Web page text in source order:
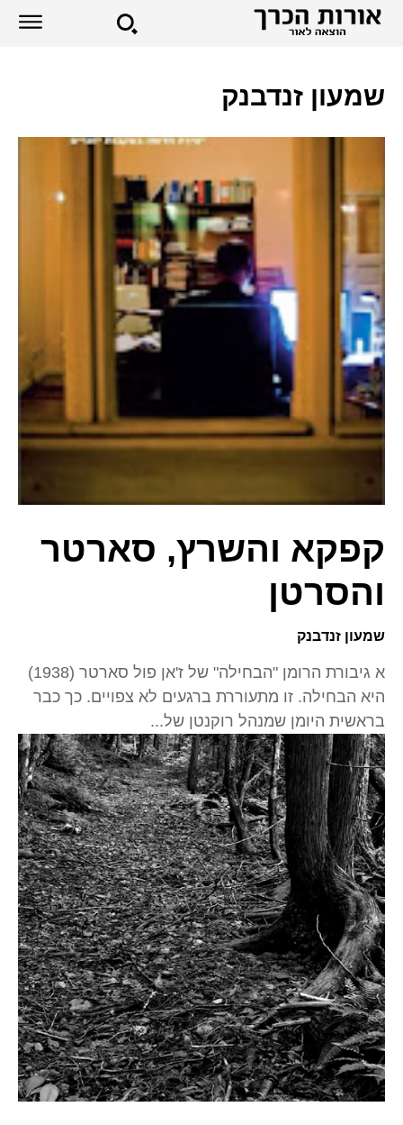
שמעון זנדבנק
קפקא והשרץ, סארטר
והסרטן
שמעון זנדבנק
א גיבורת הרומן "הבחילה" של ז'אן פול סארטר (1938)
היא הבחילה. זו מתעוררת ברגעים לא צפויים. כך כבר
בראשית היומן שמנהל רוקנטן של...